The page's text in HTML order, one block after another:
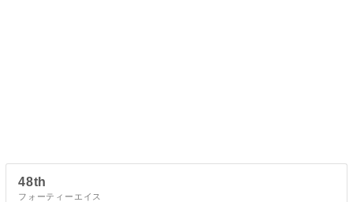
48th
フォーティーエイス